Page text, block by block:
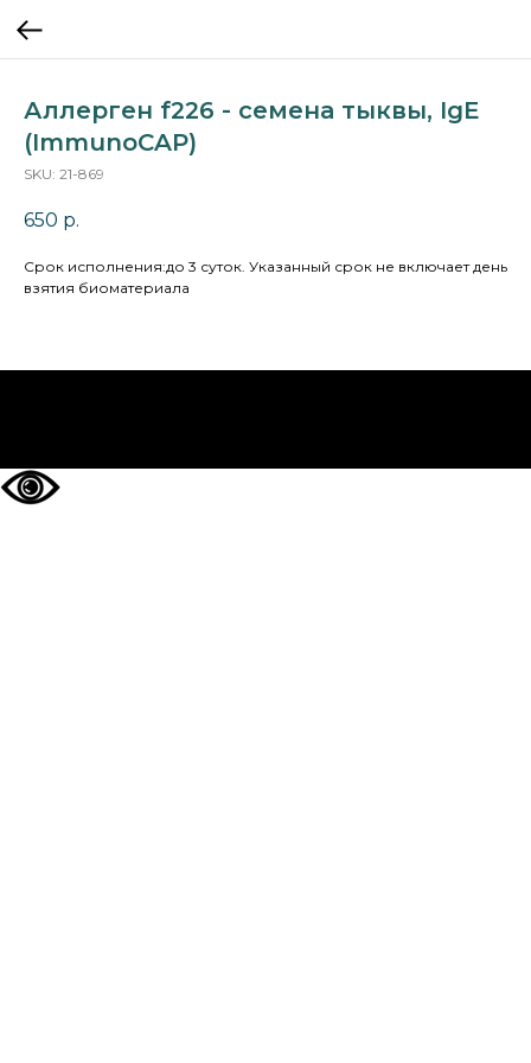
Аллерген f226 - семена тыквы, IgE
(ImmunoCAP)
SKU: 21-869
650 р.
Cрок исполнения:до 3 суток. Указанный срок не включает день
взятия биоматериала